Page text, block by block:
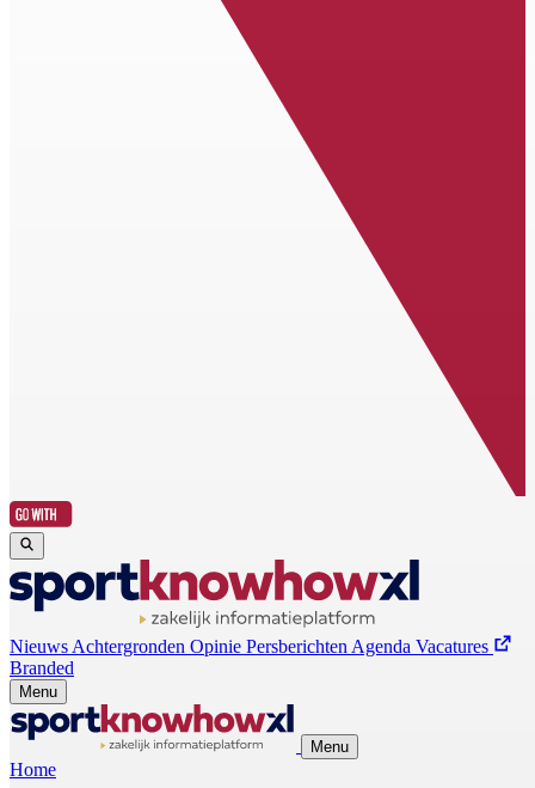
Nieuws Achtergronden Opinie Persberichten Agenda Vacatures
Branded
Menu
Menu
Home